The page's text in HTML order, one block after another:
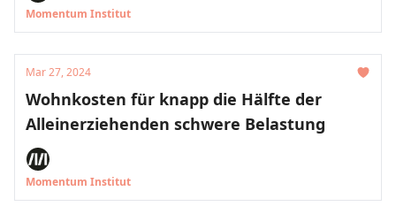
Momentum Institut
Mar 27, 2024
Wohnkosten für knapp die Hälfte der
Alleinerziehenden schwere Belastung
Momentum Institut